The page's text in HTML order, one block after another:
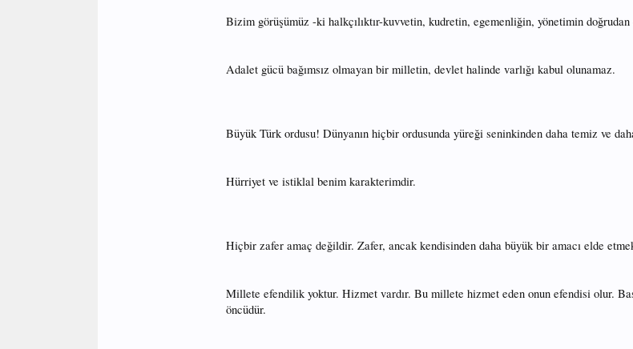
Bizim görüşümüz -ki halkçılıktır-kuvvetin, kudretin, egemenliğin, yönetimin
Adalet gücü bağımsız olmayan bir milletin, devlet halinde varlığı kabul olunamaz.
Büyük Türk ordusu! Dünyanın hiçbir ordusunda yüreği seninkinden daha temiz ve
Hürriyet ve istiklal benim karakterimdir.
Hiçbir zafer amaç değildir. Zafer, ancak kendisinden daha büyük bir amacı elde
Millete efendilik yoktur. Hizmet vardır. Bu millete hizmet eden onun efendisi olur.
öncüdür.